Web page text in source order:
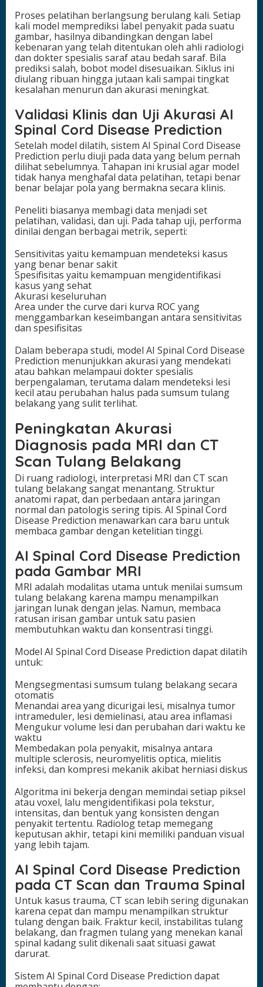
Proses pelatihan berlangsung berulang kali. Setiap
kali model memprediksi label penyakit pada suatu
gambar, hasilnya dibandingkan dengan label
kebenaran yang telah ditentukan oleh ahli radiologi
dan dokter spesialis saraf atau bedah saraf. Bila
prediksi salah, bobot model disesuaikan. Siklus ini
diulang ribuan hingga jutaan kali sampai tingkat
kesalahan menurun dan akurasi meningkat.
Validasi Klinis dan Uji Akurasi AI
Spinal Cord Disease Prediction
Setelah model dilatih, sistem AI Spinal Cord Disease
Prediction perlu diuji pada data yang belum pernah
dilihat sebelumnya. Tahapan ini krusial agar model
tidak hanya menghafal data pelatihan, tetapi benar
benar belajar pola yang bermakna secara klinis.
Peneliti biasanya membagi data menjadi set
pelatihan, validasi, dan uji. Pada tahap uji, performa
dinilai dengan berbagai metrik, seperti:
Sensitivitas yaitu kemampuan mendeteksi kasus
yang benar benar sakit
Spesifisitas yaitu kemampuan mengidentifikasi
kasus yang sehat
Akurasi keseluruhan
Area under the curve dari kurva ROC yang
menggambarkan keseimbangan antara sensitivitas
dan spesifisitas
Dalam beberapa studi, model AI Spinal Cord Disease
Prediction menunjukkan akurasi yang mendekati
atau bahkan melampaui dokter spesialis
berpengalaman, terutama dalam mendeteksi lesi
kecil atau perubahan halus pada sumsum tulang
belakang yang sulit terlihat.
Peningkatan Akurasi
Diagnosis pada MRI dan CT
Scan Tulang Belakang
Di ruang radiologi, interpretasi MRI dan CT scan
tulang belakang sangat menantang. Struktur
anatomi rapat, dan perbedaan antara jaringan
normal dan patologis sering tipis. AI Spinal Cord
Disease Prediction menawarkan cara baru untuk
membaca gambar dengan ketelitian tinggi.
AI Spinal Cord Disease Prediction
pada Gambar MRI
MRI adalah modalitas utama untuk menilai sumsum
tulang belakang karena mampu menampilkan
jaringan lunak dengan jelas. Namun, membaca
ratusan irisan gambar untuk satu pasien
membutuhkan waktu dan konsentrasi tinggi.
Model AI Spinal Cord Disease Prediction dapat dilatih
untuk:
Mengsegmentasi sumsum tulang belakang secara
otomatis
Menandai area yang dicurigai lesi, misalnya tumor
intrameduler, lesi demielinasi, atau area inflamasi
Mengukur volume lesi dan perubahan dari waktu ke
waktu
Membedakan pola penyakit, misalnya antara
multiple sclerosis, neuromyelitis optica, mielitis
infeksi, dan kompresi mekanik akibat herniasi diskus
Algoritma ini bekerja dengan memindai setiap piksel
atau voxel, lalu mengidentifikasi pola tekstur,
intensitas, dan bentuk yang konsisten dengan
penyakit tertentu. Radiolog tetap memegang
keputusan akhir, tetapi kini memiliki panduan visual
yang lebih tajam.
AI Spinal Cord Disease Prediction
pada CT Scan dan Trauma Spinal
Untuk kasus trauma, CT scan lebih sering digunakan
karena cepat dan mampu menampilkan struktur
tulang dengan baik. Fraktur kecil, instabilitas tulang
belakang, dan fragmen tulang yang menekan kanal
spinal kadang sulit dikenali saat situasi gawat
darurat.
Sistem AI Spinal Cord Disease Prediction dapat